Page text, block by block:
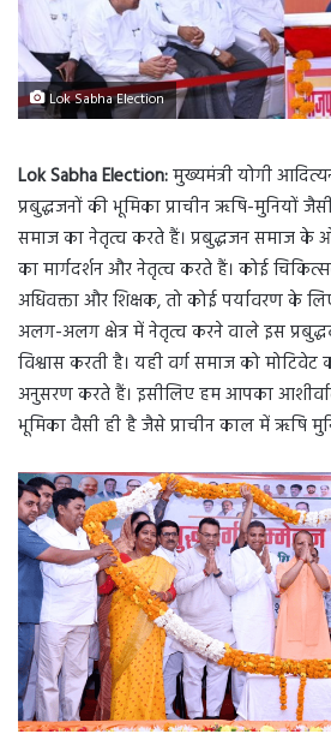
Lok Sabha Election
Lok Sabha Election:मुख्यमंत्री योगी
प्रबुद्धजनों की भूमिका प्राचीन ऋषि-मुनियों
समाज का नेतृत्व करते हैं। प्रबुद्धजन समाज के
का मार्गदर्शन और नेतृत्व करते हैं। कोई
अधिवक्ता और शिक्षक, तो कोई पर्यावरण के
अलग-अलग क्षेत्र में नेतृत्व करने वाले इस
विश्वास करती है। यही वर्ग समाज को मोटिवेट
अनुसरण करते हैं। इसीलिए हम आपका
भूमिका वैसी ही है जैसे प्राचीन काल में ऋषि